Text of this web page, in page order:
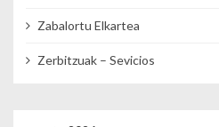
Zabalortu Elkartea
Zerbitzuak – Sevicios